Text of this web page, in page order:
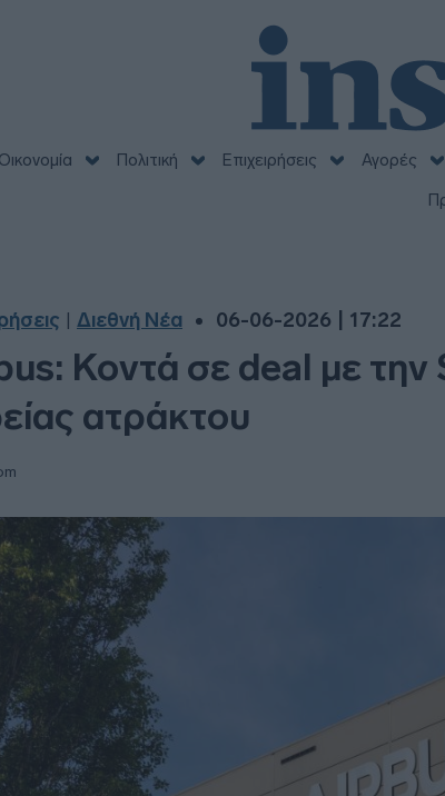
Οικονομία Πολιτική Επιχειρήσεις Αγορές
Διεθνή Νέα 06-06-2026 | 17:22
Κοντά σε deal με
ατράκτου